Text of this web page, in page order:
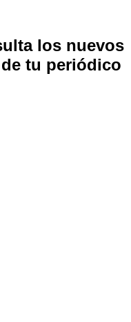
los nuevos
tu periódico